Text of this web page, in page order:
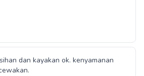
dan kayakan ok. kenyamanan